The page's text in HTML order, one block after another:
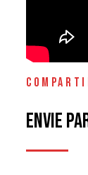
Envie